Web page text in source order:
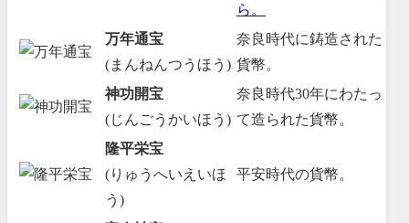
ら。
万年通宝
(まんねんつうほう)
奈良時代に鋳造された
貨幣。
神功開宝
(じんごうかいほう)
奈良時代30年にわたっ
て造られた貨幣。
隆平栄宝
(りゅうへいえいほ
う)
平安時代の貨幣。